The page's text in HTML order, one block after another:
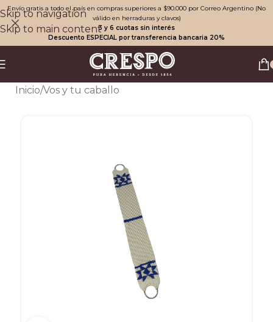
Skip to navigation
Skip to main content
Envío gratis a todo el país en compras superiores a $90.000 por Correo Argentino (No
válido en herraduras y clavos)
3 y 6 cuotas sin interés
Descuento ESPECIAL por transferencia bancaria 20%
Inicio/Vos y tu caballo